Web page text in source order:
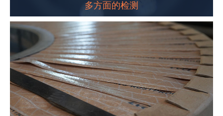
多方面的检测